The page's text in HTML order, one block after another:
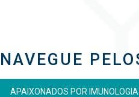
NAVEGUE
APAIXONADOS POR IMUNOLOGIA